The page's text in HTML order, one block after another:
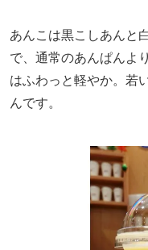
あんこは黒こしあんと
で、通常のあんぱんよ
はふわっと軽やか。若
んです。